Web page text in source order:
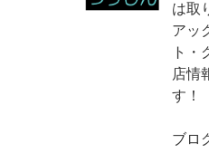
は取
アッ
ト・
店情
す！
ブロ